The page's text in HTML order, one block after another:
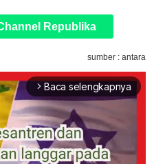
Republika
sumber : antara
arrow_forward_ios Baca selengkapnya